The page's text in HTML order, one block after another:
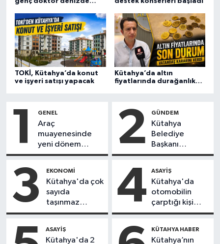
TOKİ, Kütahya’da konut
ve işyeri satışı yapacak
Kütahya’da altın
fiyatlarında durağanlık
1 GENEL
Araç
muayenesinde
yeni dönem
başlıyor
2 GÜNDEM
Kütahya
Belediye
Başkanı
Kahveci'den
3 EKONOMI
Kütahya'da çok
sayıda
taşınmaz
icradan satışa
4 ASAYIŞ
Kütahya'da
otomobilin
çarptığı kişi
ağır yaralandı
ASAYIŞ
Kütahya'da 2
KÜTAHYA HABER
Kütahya’nın
Video Galeri
Yaşam
Yemek Tarifleri